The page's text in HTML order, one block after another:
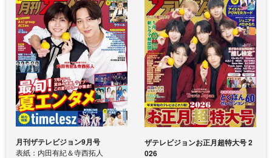
月刊ザテレビジョン9月号
表紙：内田有紀＆寺西拓人
ザテレビジョンお正月超特大号 2
026